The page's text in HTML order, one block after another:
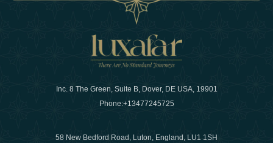
Inc. 8 The Green, Suite B, Dover, DE USA, 19901
Phone:+13477245725
58 New Bedford Road, Luton, England, LU1 1SH